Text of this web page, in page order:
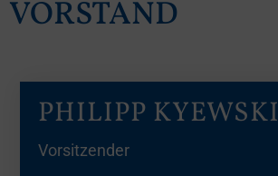
VORSTAND
PHILIPP KYEWSKI
Vorsitzender